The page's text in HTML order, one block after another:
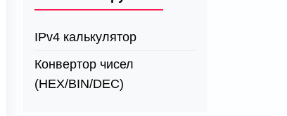
IPv4 калькулятор
Конвертор чисел
(HEX/BIN/DEC)